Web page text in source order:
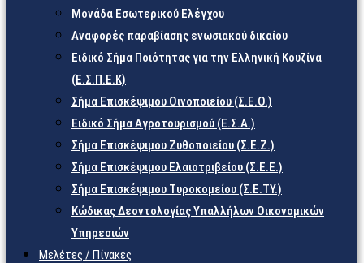
Μονάδα Εσωτερικού Ελέγχου
Αναφορές παραβίασης ενωσιακού δικαίου
Ειδικό Σήμα Ποιότητας για την Ελληνική Κουζίνα
(Ε.Σ.Π.Ε.Κ)
Σήμα Επισκέψιμου Οινοποιείου (Σ.Ε.Ο.)
Ειδικό Σήμα Αγροτουρισμού (Ε.Σ.Α.)
Σήμα Επισκέψιμου Ζυθοποιείου (Σ.Ε.Ζ.)
Σήμα Επισκέψιμου Ελαιοτριβείου (Σ.Ε.Ε.)
Σήμα Επισκέψιμου Τυροκομείου (Σ.Ε.TY.)
Κώδικας Δεοντολογίας Υπαλλήλων Οικονομικών
Υπηρεσιών
Μελέτες / Πίνακες